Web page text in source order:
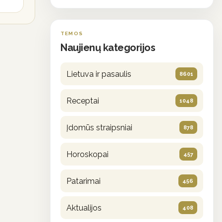
TEMOS
Naujienų kategorijos
Lietuva ir pasaulis 8601
Receptai 1048
Įdomūs straipsniai 878
Horoskopai 457
Patarimai 456
Aktualijos 408